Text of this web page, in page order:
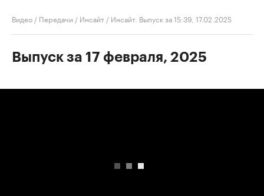
Видео / Передачи / Инсайт / Инсайт. Выпуск за 15:39, 17.02.2025
Выпуск за 17 февраля, 2025